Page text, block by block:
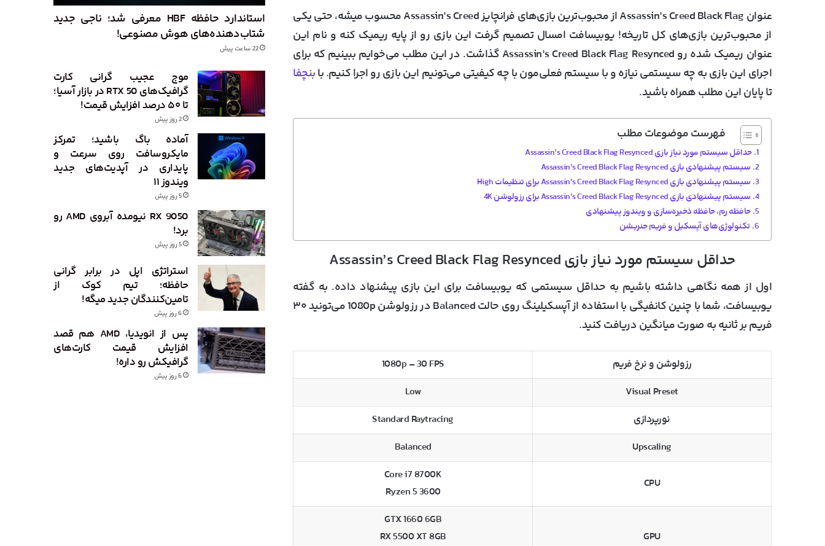
در
X
عنوان Assassin’s Creed Black Flag از محبوب‌ترین بازی‌های فرانچایز Assassin’s Creed محسوب میشه، حتی یکی
از محبوب‌ترین بازی‌های کل تاریخه! یوبیسافت امسال تصمیم گرفت این بازی رو از پایه ریمیک کنه و نام این
عنوان ریمیک شده رو Assassin’s Creed Black Flag Resynced گذاشت. در این مطلب می‌خوایم ببینیم که برای
اجرای این بازی به چه سیستمی نیازه و با سیستم فعلی‌مون با چه کیفیتی می‌تونیم این بازی رو اجرا کنیم. بابنچفا
تا پایان این مطلب همراه باشید.
فهرست موضوعات مطلب
حداقل سیستم مورد نیاز بازی Assassin’s Creed Black Flag Resynced
سیستم پیشنهادی بازی Assassin’s Creed Black Flag Resynced
سیستم پیشنهادی بازی Assassin’s Creed Black Flag Resynced برای تنظیمات High
سیستم پیشنهادی بازی Assassin’s Creed Black Flag Resynced برای رزولوشن 4K
حافظه رم، حافظه ذخیره‌سازی و ویندوز پیشنهادی
تکنولوژی‌های آپسکیل و فریم جنریشن
حداقل سیستم مورد نیاز بازی Assassin’s Creed Black Flag Resynced
اول از همه نگاهی داشته باشیم به حداقل سیستمی که یوبیسافت برای این بازی پیشنهاد داده. به گفته
یوبیسافت، شما با چنین کانفیگی
با استفاده از آپسکیلینگ روی حالت Balanced در رزولوشن 1080p می‌تونید ۳۰
فریم بر ثانیه به صورت میانگیندریافت کنید.
رزولوشن و نرخ فریم
1080p – 30 FPS
Visual Preset
Low
نورپردازی
Standard Raytracing
Upscaling
Balanced
CPU
Core i7 8700K
Ryzen 5 3600
GPU
GTX 1660 6GB
RX 5500 XT 8GB
استاندارد حافظه HBF معرفی شد؛ ناجی جدید
شتاب‌دهنده‌های هوش مصنوعی!
22 ساعت پیش
موج عجیب گرانی کارت
گرافیک‌های RTX 50 در بازار آسیا؛
تا ۵۰ درصد افزایش قیمت!
2 روز پیش
آماده باگ باشید؛ تمرکز
مایکروسافت روی سرعت و
پایداری در آپدیت‌های جدید
ویندوز ۱۱
5 روز پیش
RX 9050 نیومده آبروی AMD رو
برد!
5 روز پیش
استراتژی اپل در برابر گرانی
حافظه؛ تیم کوک از
تامین‌کنندگان جدید میگه!
6 روز پیش
پس از انویدیا، AMD هم قصد
افزایش قیمت کارت‌های
گرافیکش رو داره!
6 روز پیش